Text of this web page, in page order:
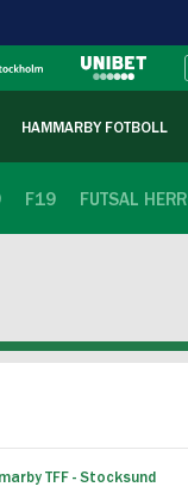
HAMMARBY FOTBOLL
F19 FUTSAL HERR
TFF - Stocksund